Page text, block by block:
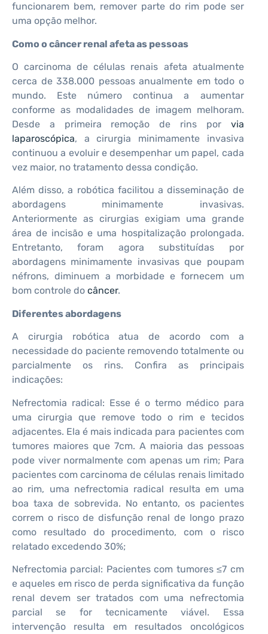
funcionarem bem, remover parte do rim pode ser
uma opção melhor.
Como o câncer renal afeta as pessoas
O carcinoma de células renais afeta atualmente
cerca de 338.000 pessoas anualmente em todo o
mundo. Este número continua a aumentar
conforme as modalidades de imagem melhoram.
Desde a primeira remoção de rins por via
laparoscópica, a cirurgia minimamente invasiva
continuou a evoluir e desempenhar um papel, cada
vez maior, no tratamento dessa condição.
Além disso, a robótica facilitou a disseminação de
abordagens minimamente invasivas.
Anteriormente as cirurgias exigiam uma grande
área de incisão e uma hospitalização prolongada.
Entretanto, foram agora substituídas por
abordagens minimamente invasivas que poupam
néfrons, diminuem a morbidade e fornecem um
bom controle do câncer.
Diferentes abordagens
A cirurgia robótica atua de acordo com a
necessidade do paciente removendo totalmente ou
parcialmente os rins. Confira as principais
indicações:
Nefrectomia radical: Esse é o termo médico para
uma cirurgia que remove todo o rim e tecidos
adjacentes. Ela é mais indicada para pacientes com
tumores maiores que 7cm. A maioria das pessoas
pode viver normalmente com apenas um rim; Para
pacientes com carcinoma de células renais limitado
ao rim, uma nefrectomia radical resulta em uma
boa taxa de sobrevida. No entanto, os pacientes
correm o risco de disfunção renal de longo prazo
como resultado do procedimento, com o risco
relatado excedendo 30%;
Nefrectomia parcial: Pacientes com tumores ≤7 cm
e aqueles em risco de perda significativa da função
renal devem ser tratados com uma nefrectomia
parcial se for tecnicamente viável. Essa
intervenção resulta em resultados oncológicos